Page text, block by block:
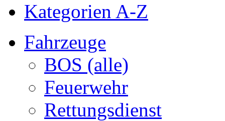
Kategorien A-Z
Fahrzeuge
BOS (alle)
Feuerwehr
Rettungsdienst